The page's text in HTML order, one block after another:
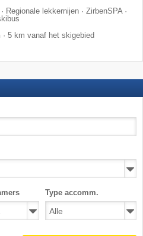
Regionale lekkernijen · ZirbenSPA ·
· 5 km vanaf het skigebied
Type accomm.